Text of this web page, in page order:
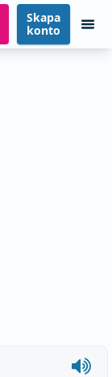
Skapa
konto